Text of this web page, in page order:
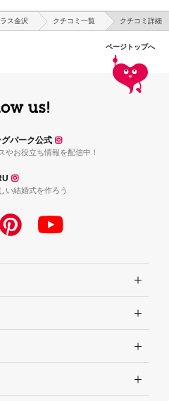
ス金沢 クチコミ一覧 クチコミ詳細
ページトップへ
パーク公式
やお役立ち情報を配信中！
い結婚式を作ろう
ポ』
』